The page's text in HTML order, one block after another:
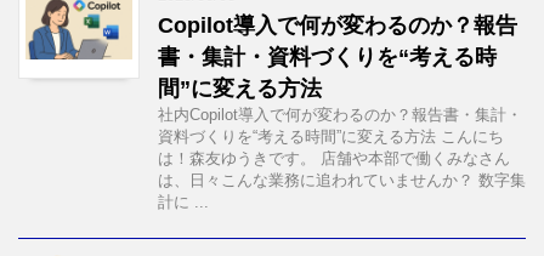
Copilot導入で何が変わるのか？報告
書・集計・資料づくりを“考える時
間”に変える方法
社内Copilot導入で何が変わるのか？報告書・集計・
資料づくりを“考える時間”に変える方法 こんにち
は！森友ゆうきです。 店舗や本部で働くみなさん
は、日々こんな業務に追われていませんか？ 数字集
計に ...